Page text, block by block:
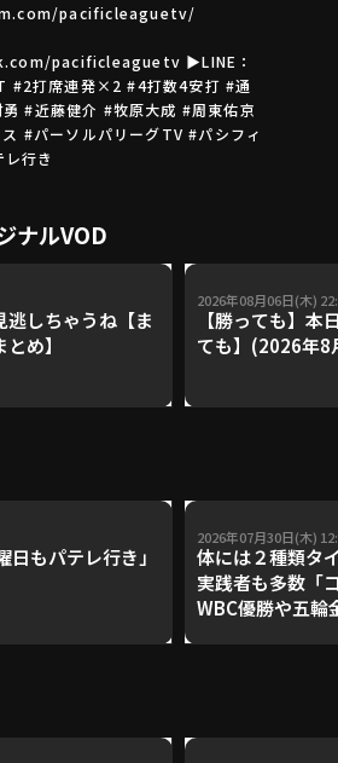
く） よくある質問
アルバイト募集 （別ウィンドウで開く
pacificleaguetv/
pacificleaguetv ▶LINE：
打席連発×2 #4打数4安打 #通
#近藤健介 #牧原大成 #周東佑京
#パーソルパリーグTV #パシフィ
行き
ナルVOD
逃しちゃうね【ま
め】
2026年08月06日(木)
【勝っても】本
ても】(2026年8
もパテレ行き」
2026年07月30日(木)
体には２種類タ
実践者も多数「
WBC優勝や五輪